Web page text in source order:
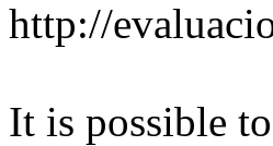
http://
It is possible